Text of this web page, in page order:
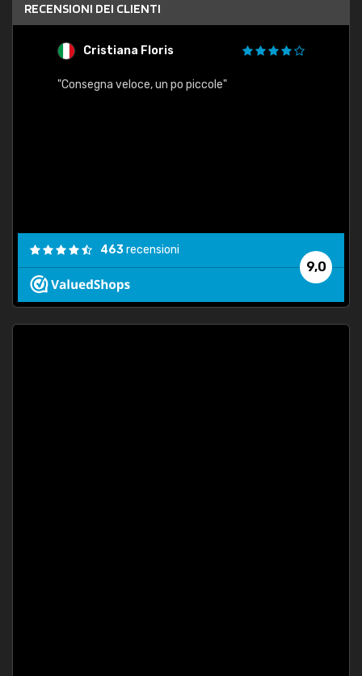
RECENSIONI DEI CLIENTI
Cristiana Floris
"Consegna veloce, un po piccole"
9,0
463recensioni